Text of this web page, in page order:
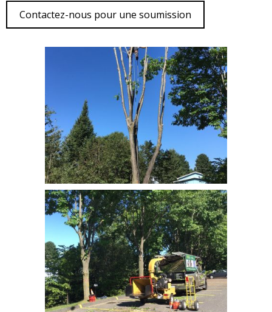
Contactez-nous pour une soumission